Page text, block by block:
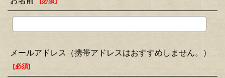
メールアドレス（携帯アドレスはおすすめしません。）
[必須]